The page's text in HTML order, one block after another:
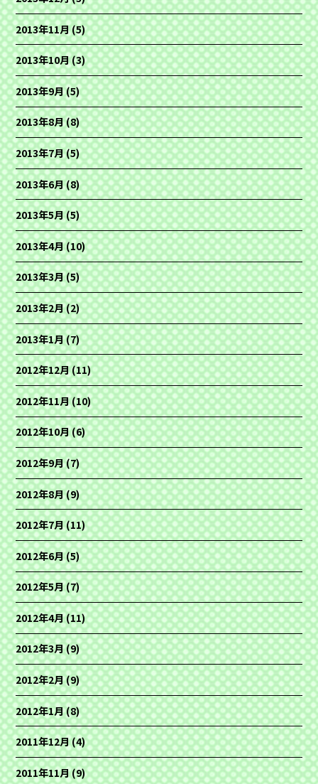
2013年11月(5)
2013年10月(3)
2013年9月(5)
2013年8月(8)
2013年7月(5)
2013年6月(8)
2013年5月(5)
2013年4月(10)
2013年3月(5)
2013年2月(2)
2013年1月(7)
2012年12月(11)
2012年11月(10)
2012年10月(6)
2012年9月(7)
2012年8月(9)
2012年7月(11)
2012年6月(5)
2012年5月(7)
2012年4月(11)
2012年3月(9)
2012年2月(9)
2012年1月(8)
2011年12月(4)
2011年11月(9)